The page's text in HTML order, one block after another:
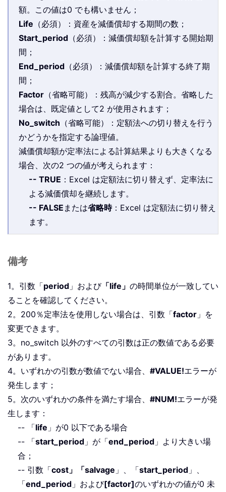
額。この値は0 でも構いません；
Life （必須）：資産を減価償却する期間の数；
Start_period （必須）：減価償却額を計算する開始期
間；
End_period （必須）：減価償却額を計算する終了期
間；
Factor （省略可能）：残高が減少する割合。省略した
場合は、既定値として2 が使用されます；
No_switch （省略可能）：定額法への切り替えを行う
かどうかを指定する論理値。
減価償却額が定率法による計算結果よりも大きくなる
場合、次の2 つの値が考えられます：
-- TRUE ：Excel は定額法に切り替えず、定率法に
よる減価償却を継続します。
-- FALSE または省略時：Excel は定額法に切り替え
ます。
備考
1。引数「period 」および「life」 の時間単位が一致してい
ることを確認してください。
2。200％定率法を使用しない場合は、引数「factor 」を
変更できます。
3。no_switch 以外のすべての引数は正の数値である必要
があります。
4。いずれかの引数が数値でない場合、 #VALUE!エラーが
発生します；
5。次のいずれかの条件を満たす場合、 #NUM!エラーが発
生します：
-- 「life 」が0 以下である場合
-- 「start_period 」が「end_period 」より大きい場
合；
-- 引数「cost」「salvage 」、「start_period 」、
「end_period 」および[factor]のいずれかの値が0 未